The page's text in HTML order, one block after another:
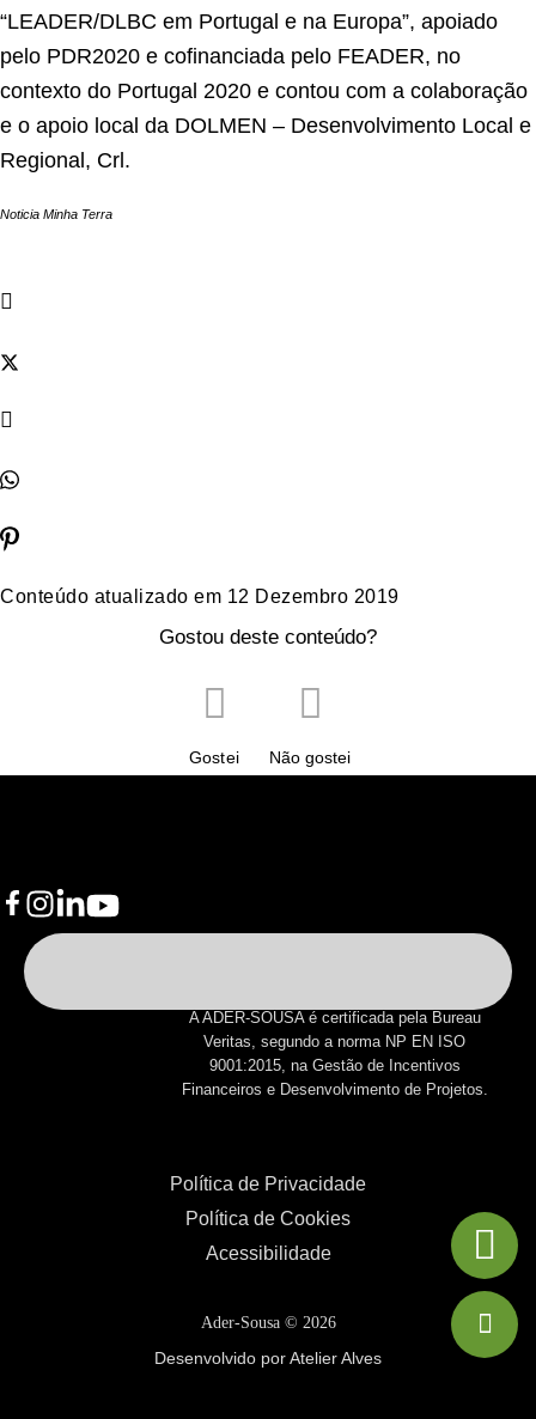
“LEADER/DLBC em Portugal e na Europa”, apoiado
pelo PDR2020 e cofinanciada pelo FEADER, no
contexto do Portugal 2020 e contou com a colaboração
e o apoio local da DOLMEN – Desenvolvimento Local e
Regional, Crl.
Noticia Minha Terra
Conteúdo atualizado em 12 Dezembro 2019
Gostou deste conteúdo?
Gostei Não gostei
A ADER-SOUSA é certificada pela Bureau
Veritas, segundo a norma NP EN ISO
9001:2015, na Gestão de Incentivos
Financeiros e Desenvolvimento de Projetos.
Política de Privacidade
Política de Cookies
Acessibilidade
Ader-Sousa © 2026
Desenvolvido por Atelier Alves